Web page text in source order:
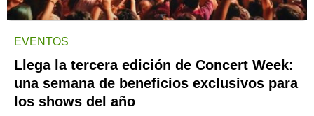
EVENTOS
Llega la tercera edición de Concert Week:
una semana de beneficios exclusivos para
los shows del año